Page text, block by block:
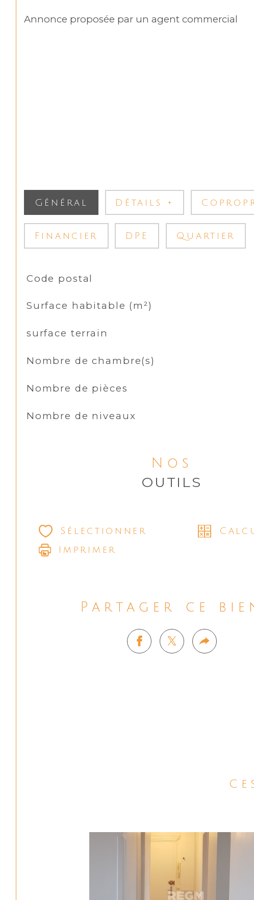
Annonce proposée par un agent commercial
Général Détails +
Financier DPE Quartier
TRAD_SIROCCO_Caracteristique
Code postal
Surface habitable (m²)
surface terrain
Nombre de chambre(s)
Nombre de pièces
Nombre de niveaux
Nos
OUTILS
Sélectionner
Imprimer
Partager ce